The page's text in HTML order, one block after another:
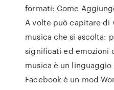
formati: Come
A volte può capitare di
musica che si ascolta:
significati ed emozioni
musica è un
Facebook è un mod